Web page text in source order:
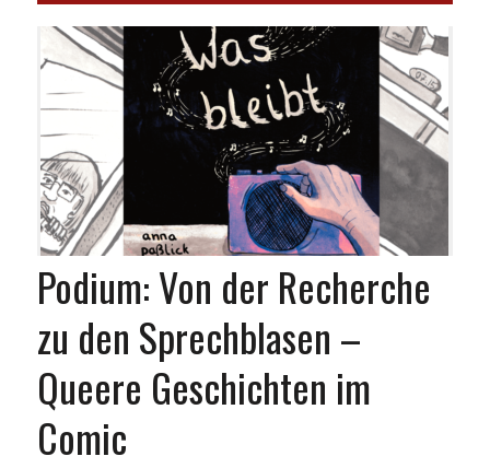
Podium: Von der Recherche
zu den Sprechblasen –
Queere Geschichten im
Comic